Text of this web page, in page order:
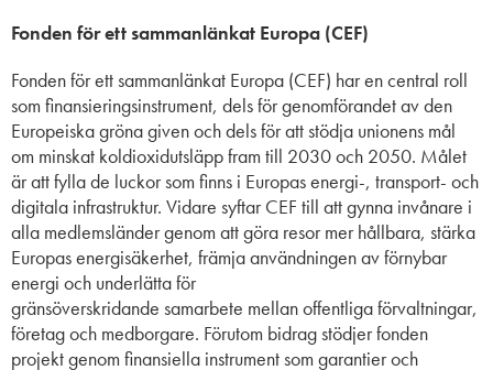
Fonden för ett sammanlänkat Europa (CEF)
Fonden för ett sammanlänkat Europa (CEF) har en central roll
som finansieringsinstrument, dels för genomförandet av den
Europeiska gröna given och dels för att stödja unionens mål
om minskat koldioxidutsläpp fram till 2030 och 2050. Målet
är att fylla de luckor som finns i Europas energi-, transport- och
digitala infrastruktur. Vidare syftar CEF till att gynna invånare i
alla medlemsländer genom att göra resor mer hållbara, stärka
Europas energisäkerhet, främja användningen av förnybar
energi och underlätta för
gränsöverskridande samarbete mellan offentliga förvaltningar,
företag och medborgare. Förutom bidrag stödjer fonden
projekt genom finansiella instrument som garantier och